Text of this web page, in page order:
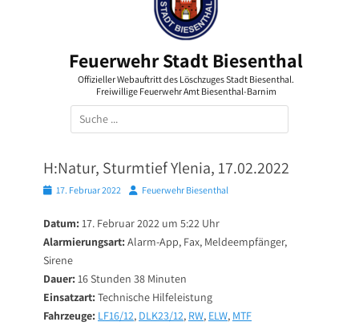
Feuerwehr Stadt Biesenthal
Offizieller Webauftritt des Löschzuges Stadt Biesenthal.
Freiwillige Feuerwehr Amt Biesenthal-Barnim
Suchen
nach:
H:Natur, Sturmtief Ylenia, 17.02.2022
Posted17. Februar 2022 AutorFeuerwehr Biesenthal
Datum: 17. Februar 2022 um 5:22 Uhr
Alarmierungsart: Alarm-App, Fax, Meldeempfänger,
Sirene
Dauer: 16 Stunden 38 Minuten
Einsatzart: Technische Hilfeleistung
Fahrzeuge: LF16/12, DLK23/12, RW, ELW, MTF